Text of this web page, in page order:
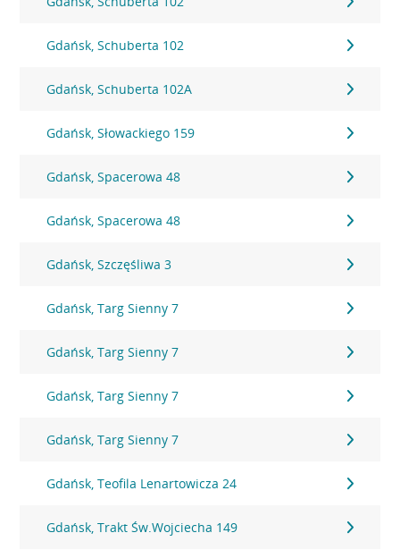
Gdańsk, Schuberta 102
Gdańsk, Schuberta 102A
Gdańsk, Słowackiego 159
Gdańsk, Spacerowa 48
Gdańsk, Spacerowa 48
Gdańsk, Szczęśliwa 3
Gdańsk, Targ Sienny 7
Gdańsk, Targ Sienny 7
Gdańsk, Targ Sienny 7
Gdańsk, Targ Sienny 7
Gdańsk, Teofila Lenartowicza 24
Gdańsk, Trakt Św.Wojciecha 149